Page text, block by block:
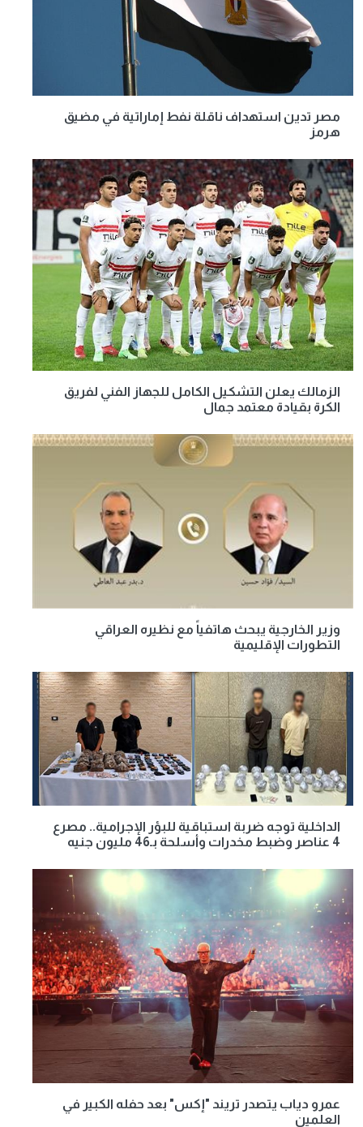
مصر تدين استهداف ناقلة نفط إماراتية في مضيق
هرمز
الزمالك يعلن التشكيل الكامل للجهاز الفني لفريق
الكرة بقيادة معتمد جمال
وزير الخارجية يبحث هاتفياً مع نظيره العراقي
التطورات الإقليمية
الداخلية توجه ضربة استباقية للبؤر الإجرامية.. مصرع
4 عناصر وضبط مخدرات وأسلحة بـ46 مليون جنيه
عمرو دياب يتصدر تريند "إكس" بعد حفله الكبير في
العلمين